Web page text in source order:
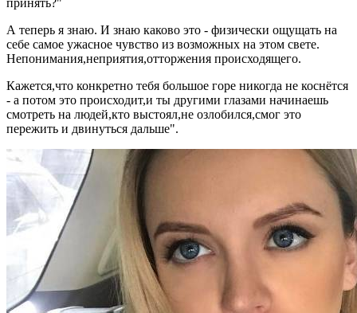
А теперь я знаю. И знаю каково это - физически ощущать на
себе самое ужасное чувство из возможных на этом свете.
Непонимания,неприятия,отторжения происходящего.
Кажется,что конкретно тебя большое горе никогда не коснётся
- а потом это происходит,и ты другими глазами начинаешь
смотреть на людей,кто выстоял,не озлобился,смог это
пережить и двинуться дальше".